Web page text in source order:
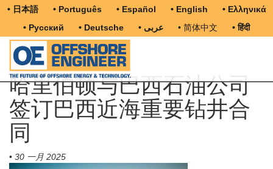
• 日本語 • Português • Español • English
• Ελληνικά
• Русский
• Deutsche • عربى • 简体中文 • हिंदी
哈里伯顿与巴西石油公司
签订巴西近海重要钻井合
同
• 30 一月 2025